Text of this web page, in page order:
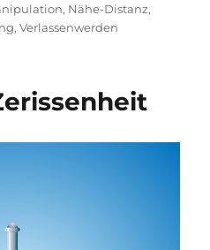
, Nähe-Distanz,
,Verlassenwerden